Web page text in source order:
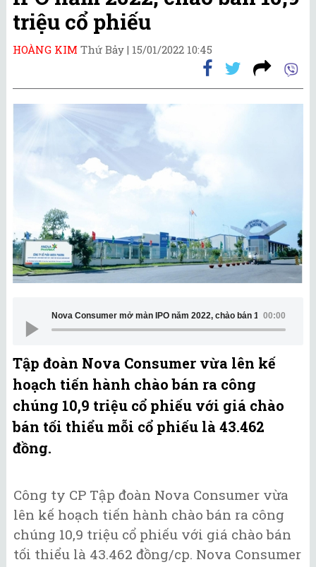
triệu cổ phiếu
HOÀNG KIM Thứ Bảy | 15/01/2022 10:45
00:00
Nova Consumer mở màn IPO năm 2022, chào bán 10,9 triệu cổ
Tập đoàn Nova Consumer vừa lên kế
hoạch tiến hành chào bán ra công
chúng 10,9 triệu cổ phiếu với giá chào
bán tối thiểu mỗi cổ phiếu là 43.462
đồng.
Công ty CP Tập đoàn Nova Consumer vừa
lên kế hoạch tiến hành chào bán ra công
chúng 10,9 triệu cổ phiếu với giá chào bán
tối thiểu là 43.462 đồng/cp. Nova Consumer